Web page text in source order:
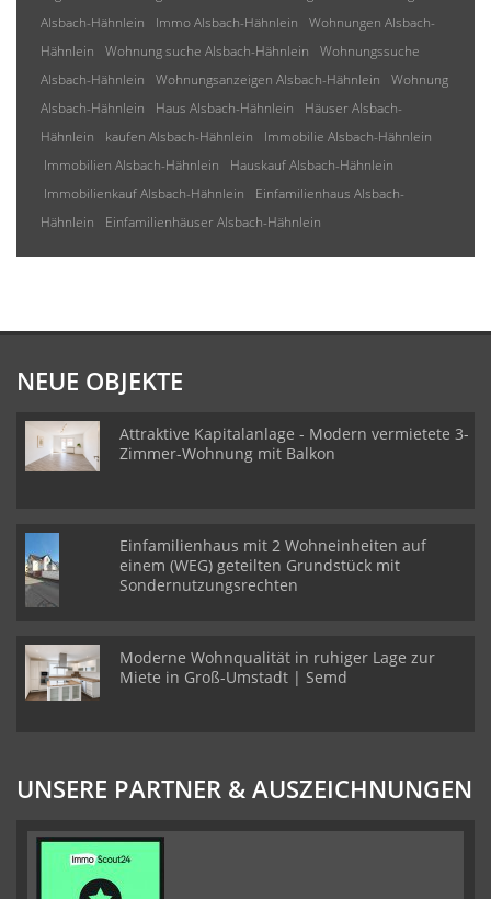
Alsbach-Hähnlein
Immo Alsbach-Hähnlein
Wohnungen Alsbach-
Hähnlein
Wohnung suche Alsbach-Hähnlein
Wohnungssuche
Alsbach-Hähnlein
Wohnungsanzeigen Alsbach-Hähnlein
Wohnung
Alsbach-Hähnlein
Haus Alsbach-Hähnlein
Häuser Alsbach-
Hähnlein
kaufen Alsbach-Hähnlein
Immobilie Alsbach-Hähnlein
Immobilien Alsbach-Hähnlein
Hauskauf Alsbach-Hähnlein
Immobilienkauf Alsbach-Hähnlein
Einfamilienhaus Alsbach-
Hähnlein
Einfamilienhäuser Alsbach-Hähnlein
NEUE OBJEKTE
Attraktive Kapitalanlage - Modern vermietete 3-
Zimmer-Wohnung mit Balkon
Einfamilienhaus mit 2 Wohneinheiten auf
einem (WEG) geteilten Grundstück mit
Sondernutzungsrechten
Moderne Wohnqualität in ruhiger Lage zur
Miete in Groß-Umstadt | Semd
UNSERE PARTNER & AUSZEICHNUNGEN